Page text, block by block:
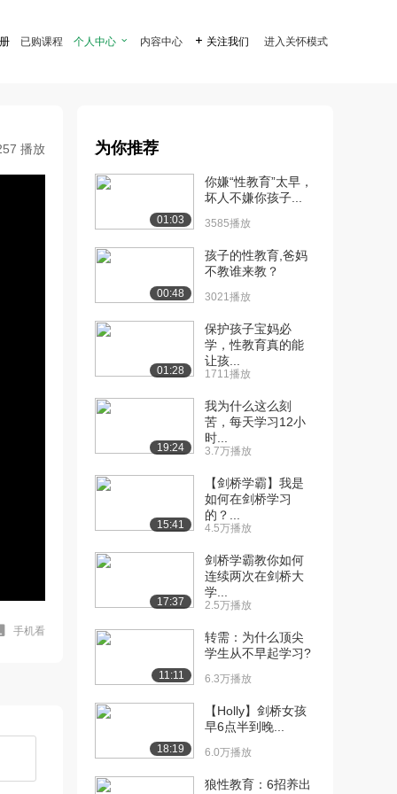
已购课程 个人中心  内容中心  关注我们 进入关怀模式
播放
手机看
为你推荐
01:03
你嫌“性教育”太早，
坏人不嫌你孩子...
3585播放
00:48
孩子的性教育,爸妈
不教谁来教？
3021播放
01:28
保护孩子宝妈必
学，性教育真的能
让孩...
1711播放
19:24
我为什么这么刻
苦，每天学习12小
时...
3.7万播放
15:41
【剑桥学霸】我是
如何在剑桥学习
的？...
4.5万播放
17:37
剑桥学霸教你如何
连续两次在剑桥大
学...
2.5万播放
11:11
转需：为什么顶尖
学生从不早起学习?
6.3万播放
18:19
【Holly】剑桥女孩
早6点半到晚...
6.0万播放
狼性教育：6招养出